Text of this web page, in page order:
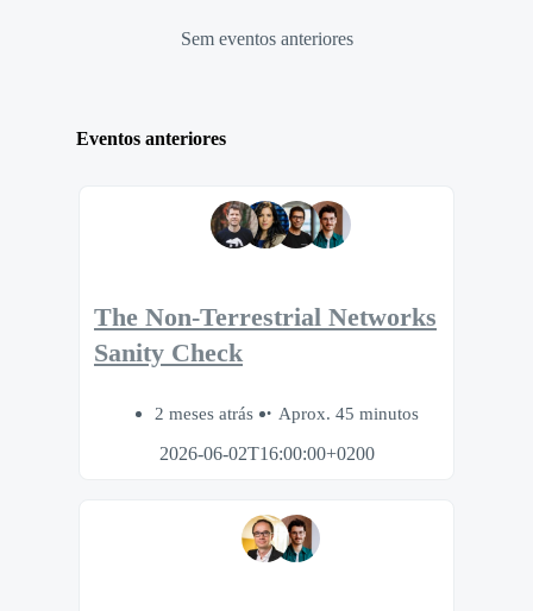
Sem eventos anteriores
Eventos anteriores
The Non-Terrestrial Networks
Sanity Check
2 meses atrás
Aprox. 45 minutos
2026-06-02T16:00:00+0200